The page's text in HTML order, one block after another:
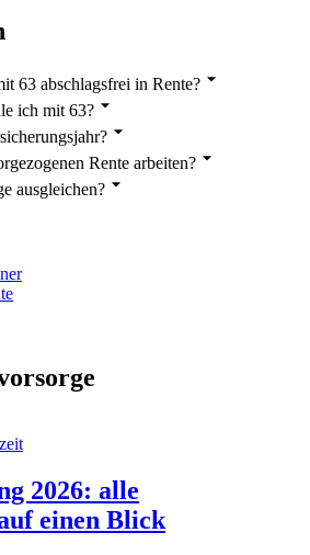
63 abschlagsfrei in Rente?
ich mit 63?
Rente arbeiten?
ausgleichen?
2026: alle
einen Blick